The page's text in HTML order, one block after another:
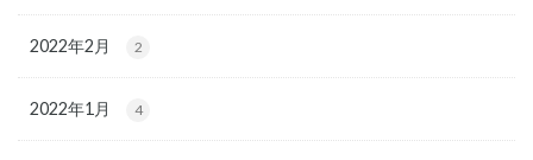
2022年2月 2
2022年1月 4